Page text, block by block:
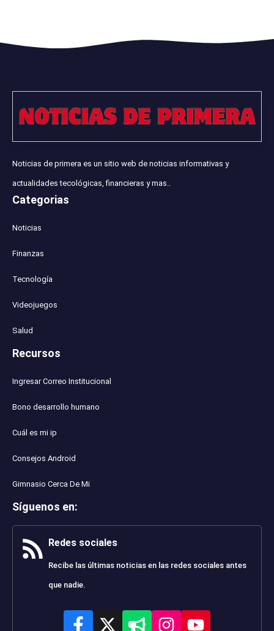
Noticias de primera es un sitio web de noticias informativas y
actualidades tecológicas, financieras y mas..
Categorias
Noticias
Finanzas
Tecnología
Videojuegos
Salud
Recursos
Ingresar Correo Institucional
Bono desarrollo humano
Cuál es mi ip
Consejos Android
Gimnasio Cerca De Mi
Síguenos en:
Redes sociales
Recibe las últimas noticias en las redes sociales antes
que nadie.